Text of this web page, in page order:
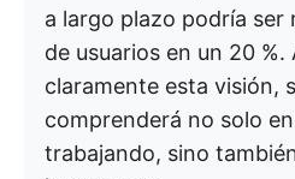
a largo plazo podría ser
de usuarios en un 20 %.
claramente esta visión,
comprenderá no solo
trabajando, sino